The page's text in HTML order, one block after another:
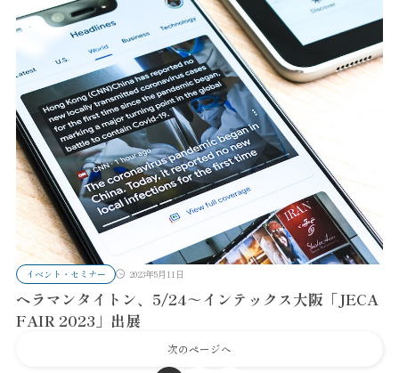
イベント・セミナー 2023年5月11日
ヘラマンタイトン、5/24～インテックス大阪「JECA
FAIR 2023」出展
次のページへ